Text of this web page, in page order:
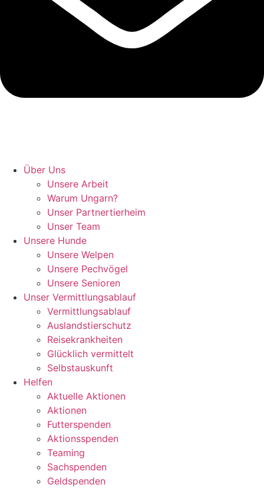
Über Uns
Unsere Arbeit
Warum Ungarn?
Unser Partnertierheim
Unser Team
Unsere Hunde
Unsere Welpen
Unsere Pechvögel
Unsere Senioren
Unser Vermittlungsablauf
Vermittlungsablauf
Auslandstierschutz
Reisekrankheiten
Glücklich vermittelt
Selbstauskunft
Helfen
Aktuelle Aktionen
Aktionen
Futterspenden
Aktionsspenden
Teaming
Sachspenden
Geldspenden